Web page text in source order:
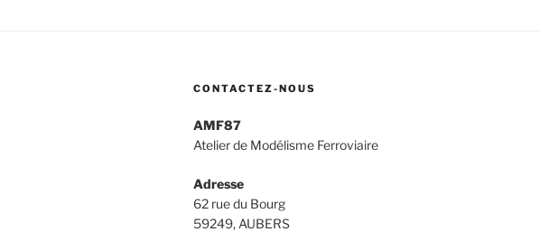
CONTACTEZ-NOUS
AMF87
Atelier de Modélisme Ferroviaire
Adresse
62 rue du Bourg
59249, AUBERS